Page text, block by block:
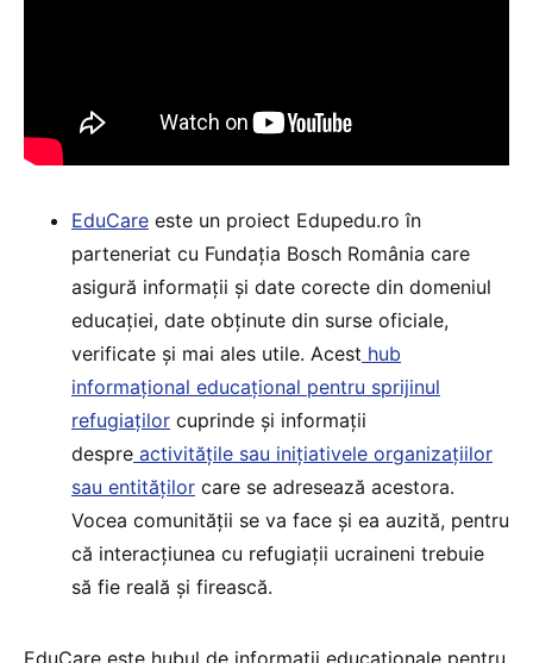
EduCare este un proiect Edupedu.ro în
parteneriat cu Fundația Bosch România care
asigură informații și date corecte din domeniul
educației, date obținute din surse oficiale,
verificate și mai ales utile. Acest hub
informațional educațional pentru sprijinul
refugiaților cuprinde și informații
despre activitățile sau inițiativele organizațiilor
sau entităților care se adresează acestora.
Vocea comunității se va face și ea auzită, pentru
că interacțiunea cu refugiații ucraineni trebuie
să fie reală și firească.